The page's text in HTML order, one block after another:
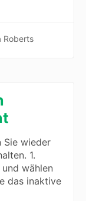
Roberts
Sie wieder
1.
wählen
das inaktive